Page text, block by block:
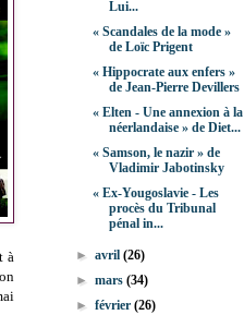
à
Lui...
« Scandales de la mode »
de Loïc Prigent
« Hippocrate aux enfers »
de Jean-Pierre Devillers
« Elten - Une annexion à la
néerlandaise » de Diet...
« Samson, le nazir » de
Vladimir Jabotinsky
« Ex-Yougoslavie - Les
procès du Tribunal
pénal in...
►avril(26)
►mars(34)
►février(26)